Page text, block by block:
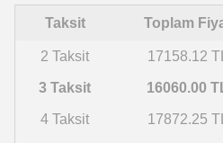
Taksit Toplam
2 Taksit 17158.12 TL
3 Taksit 16060.00
4 Taksit 17872.25 TL